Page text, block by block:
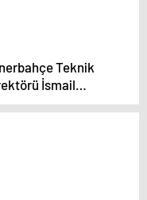
Teknik
İsmail
Takımda Tatlı
Var